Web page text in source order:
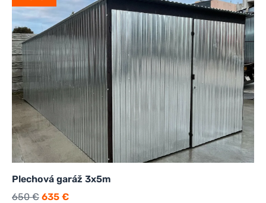
Plechová garáž 3x5m
650€ 635 €